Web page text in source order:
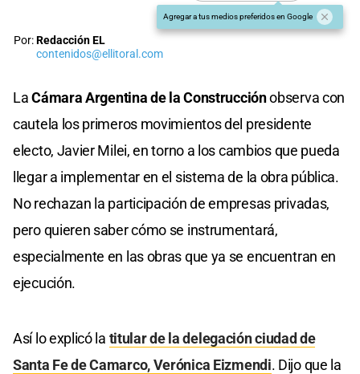
Agregar a tus medios preferidos en Google
Por:Redacción EL
contenidos@ellitoral.com
LaCámara Argentina de la Construcciónobserva con
cautela los primeros movimientos del presidente
electo, Javier Milei, en torno a los cambios que pueda
llegar a implementar en el sistema de la obra pública.
No rechazan la participación de empresas privadas,
pero quieren saber cómo se instrumentará,
especialmente en las obras que ya se encuentran en
ejecución.
Así lo explicó la titular de la delegación ciudad de
Santa Fe de Camarco, Verónica Eizmendi. Dijo que la